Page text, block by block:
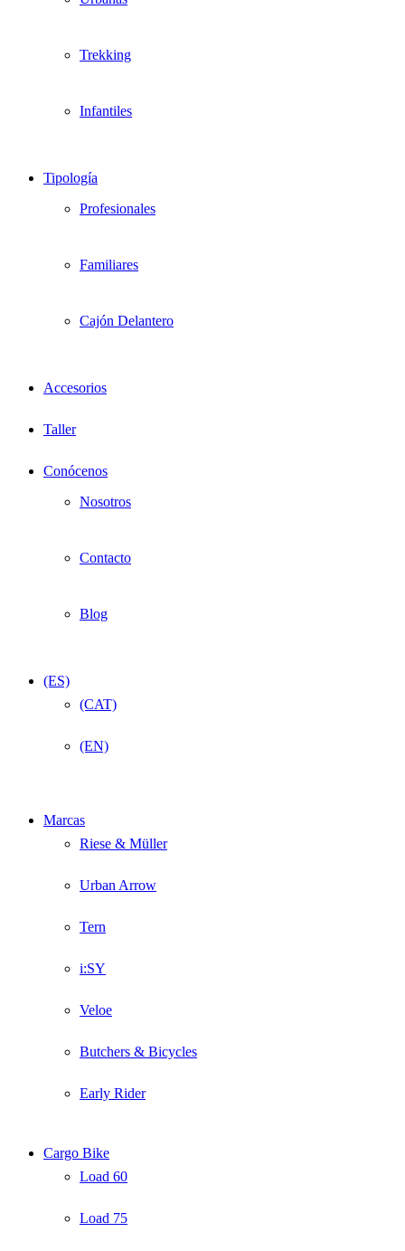
Trekking
Infantiles
Tipología
Profesionales
Familiares
Cajón Delantero
Accesorios
Taller
Conócenos
Nosotros
Contacto
Blog
(ES)
(CAT)
(EN)
Marcas
Riese & Müller
Urban Arrow
Tern
i:SY
Veloe
Butchers & Bicycles
Early Rider
Cargo Bike
Load 60
Load 75